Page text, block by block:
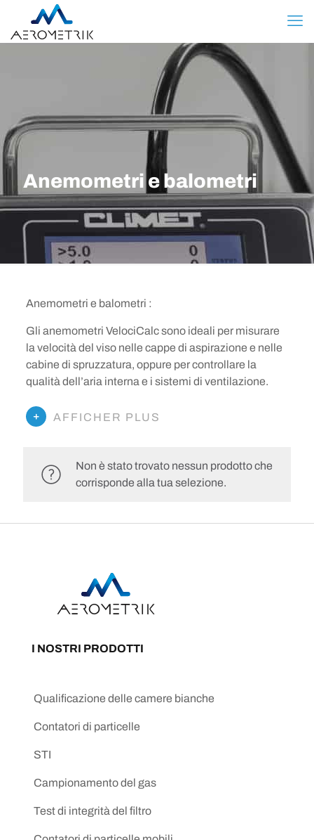
Anemometri e balometri
Anemometri e balometri :
Gli anemometri VelociCalc sono ideali per misurare
la velocità del viso nelle cappe di aspirazione e nelle
cabine di spruzzatura, oppure per controllare la
qualità dell’aria interna e i sistemi di ventilazione.
AFFICHER PLUS
Non è stato trovato nessun prodotto che
corrisponde alla tua selezione.
I NOSTRI PRODOTTI
Qualificazione delle camere bianche
Contatori di particelle
STI
Campionamento del gas
Test di integrità del filtro